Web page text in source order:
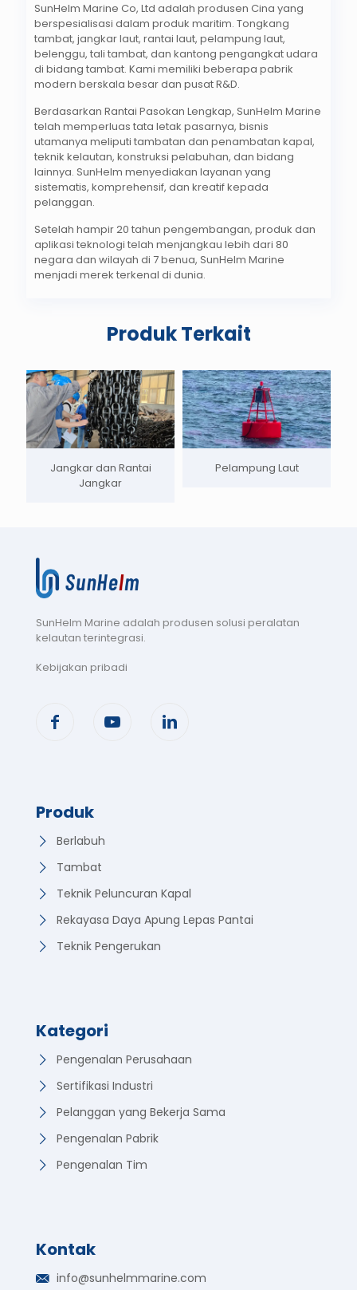
SunHelm Marine Co, Ltd adalah produsen Cina yang
berspesialisasi dalam produk maritim. Tongkang
tambat, jangkar laut, rantai laut, pelampung laut,
belenggu, tali tambat, dan kantong pengangkat udara
di bidang tambat. Kami memiliki beberapa pabrik
modern berskala besar dan pusat R&D.
Berdasarkan Rantai Pasokan Lengkap, SunHelm Marine
telah memperluas tata letak pasarnya, bisnis
utamanya meliputi tambatan dan penambatan kapal,
teknik kelautan, konstruksi pelabuhan, dan bidang
lainnya. SunHelm menyediakan layanan yang
sistematis, komprehensif, dan kreatif kepada
pelanggan.
Setelah hampir 20 tahun pengembangan, produk dan
aplikasi teknologi telah menjangkau lebih dari 80
negara dan wilayah di 7 benua, SunHelm Marine
menjadi merek terkenal di dunia.
Produk Terkait
Jangkar dan Rantai
Jangkar
Pelampung Laut
SunHelm Marine adalah produsen solusi peralatan
kelautan terintegrasi.
Kebijakan pribadi
Produk
Berlabuh
Tambat
Teknik Peluncuran Kapal
Rekayasa Daya Apung Lepas Pantai
Teknik Pengerukan
Kategori
Pengenalan Perusahaan
Sertifikasi Industri
Pelanggan yang Bekerja Sama
Pengenalan Pabrik
Pengenalan Tim
Kontak
info@sunhelmmarine.com
German